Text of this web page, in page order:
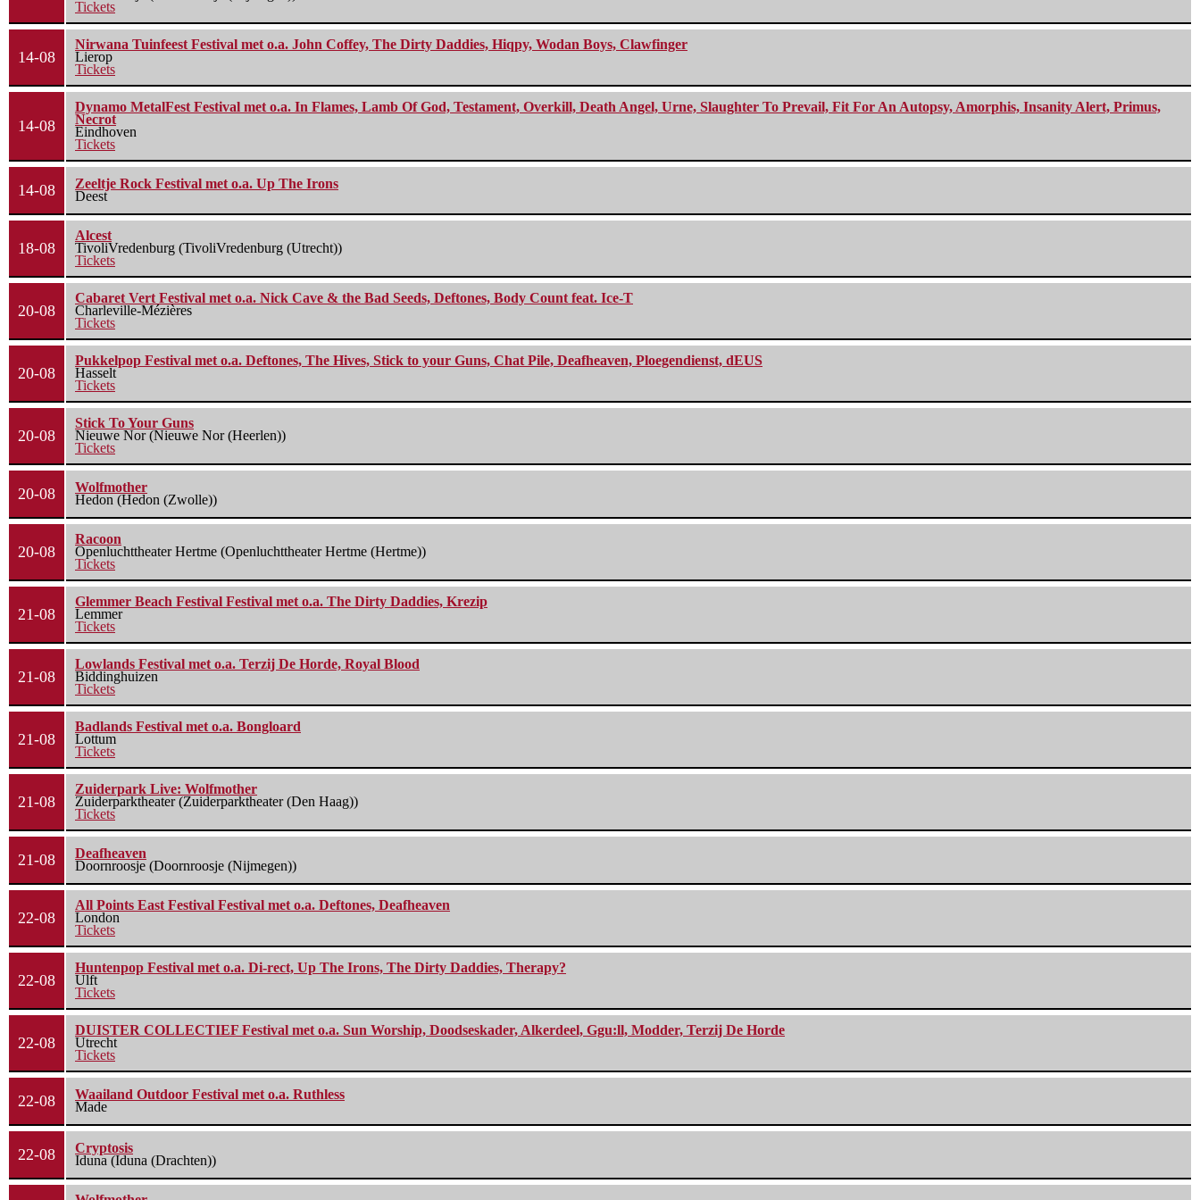
Tickets
14-08
Nirwana Tuinfeest Festival met o.a. John Coffey, The Dirty Daddies, Hiqpy, Wodan Boys, Clawfinger
Lierop
Tickets
14-08
Dynamo MetalFest Festival met o.a. In Flames, Lamb Of God, Testament, Overkill, Death Angel, Urne, Slaughter To Prevail, Fit For An Autopsy, Amorphis, Insanity Alert, Primus,
Necrot
Eindhoven
Tickets
14-08
Zeeltje Rock Festival met o.a. Up The Irons
Deest
18-08
Alcest
TivoliVredenburg (TivoliVredenburg (Utrecht))
Tickets
20-08
Cabaret Vert Festival met o.a. Nick Cave & the Bad Seeds, Deftones, Body Count feat. Ice-T
Charleville-Mézières
Tickets
20-08
Pukkelpop Festival met o.a. Deftones, The Hives, Stick to your Guns, Chat Pile, Deafheaven, Ploegendienst, dEUS
Hasselt
Tickets
20-08
Stick To Your Guns
Nieuwe Nor (Nieuwe Nor (Heerlen))
Tickets
20-08
Wolfmother
Hedon (Hedon (Zwolle))
20-08
Racoon
Openluchttheater Hertme (Openluchttheater Hertme (Hertme))
Tickets
21-08
Glemmer Beach Festival Festival met o.a. The Dirty Daddies, Krezip
Lemmer
Tickets
21-08
Lowlands Festival met o.a. Terzij De Horde, Royal Blood
Biddinghuizen
Tickets
21-08
Badlands Festival met o.a. Bongloard
Lottum
Tickets
21-08
Zuiderpark Live: Wolfmother
Zuiderparktheater (Zuiderparktheater (Den Haag))
Tickets
21-08
Deafheaven
Doornroosje (Doornroosje (Nijmegen))
22-08
All Points East Festival Festival met o.a. Deftones, Deafheaven
London
Tickets
22-08
Huntenpop Festival met o.a. Di-rect, Up The Irons, The Dirty Daddies, Therapy?
Ulft
Tickets
22-08
DUISTER COLLECTIEF Festival met o.a. Sun Worship, Doodseskader, Alkerdeel, Ggu:ll, Modder, Terzij De Horde
Utrecht
Tickets
22-08
Waailand Outdoor Festival met o.a. Ruthless
Made
22-08
Cryptosis
Iduna (Iduna (Drachten))